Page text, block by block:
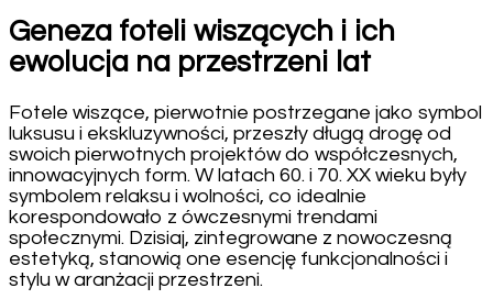
Geneza foteli wiszących i ich
ewolucja na przestrzeni lat
Fotele wiszące, pierwotnie postrzegane jako symbol
luksusu i ekskluzywności, przeszły długą drogę od
swoich pierwotnych projektów do współczesnych,
innowacyjnych form. W latach 60. i 70. XX wieku były
symbolem relaksu i wolności, co idealnie
korespondowało z ówczesnymi trendami
społecznymi. Dzisiaj, zintegrowane z nowoczesną
estetyką, stanowią one esencję funkcjonalności i
stylu w aranżacji przestrzeni.